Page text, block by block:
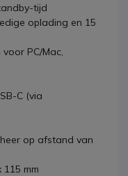
tijd
oplading en 15
PC/Mac,
C (via
op afstand van
mm